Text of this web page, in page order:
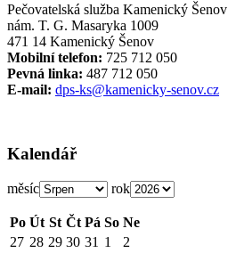
Pečovatelská služba Kamenický Šenov
nám. T. G. Masaryka 1009
471 14 Kamenický Šenov
Mobilní telefon: 725 712 050
Pevná linka: 487 712 050
E-mail: dps-ks@kamenicky-senov.cz
Kalendář
měsíc rok
Po Út St Čt Pá So Ne
27 28 29 30 31 1
2